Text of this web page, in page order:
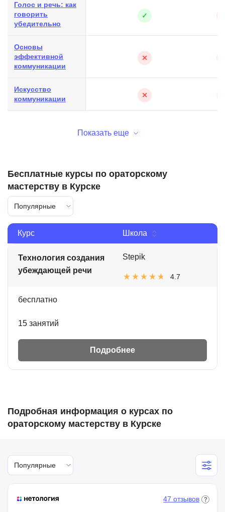
Голос и речь: как
говорить
убедительно
✓
Основы
эффективной
коммуникации
✕
Искусство
коммуникации
✕
Показать еще
Бесплатные курсы по ораторскому
мастерству в Курске
Популярные
Курс Школа
Технология создания
убеждающей речи
Stepik
4.7
бесплатно
15 занятий
Подробнее
Подробная информация о курсах по
ораторскому мастерству в Курске
Популярные
47 отзывов